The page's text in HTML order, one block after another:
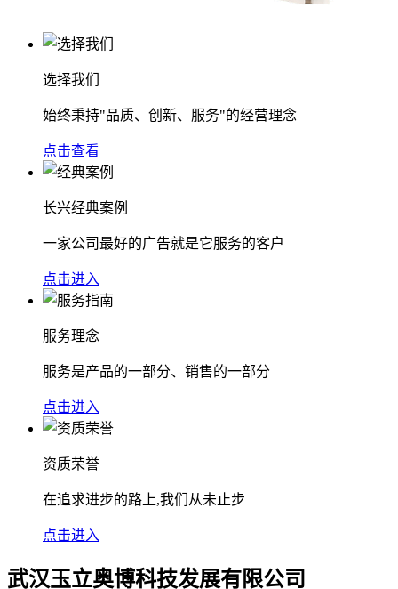
选择我们
始终秉持"品质、创新、服务"的经营理念
点击查看
长兴经典案例
一家公司最好的广告就是它服务的客户
点击进入
服务理念
服务是产品的一部分、销售的一部分
点击进入
资质荣誉
在追求进步的路上,我们从未止步
点击进入
武汉玉立奥博科技发展有限公司